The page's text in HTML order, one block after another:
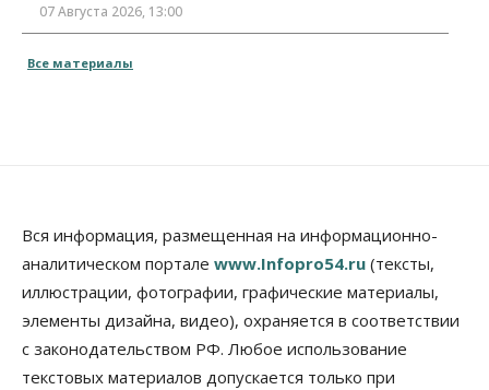
07 Августа 2026, 13:00
Школы, библиотеки, пешеходные тротуары:
07 Августа 2026, 12:00
Общество
Жители Новосибирска смогут добровольно
повысить свою пенсию
07 Августа 2026, 11:30
Все материалы
Вся информация, размещенная на информационно-
аналитическом портале www.Infopro54.ru (тексты,
иллюстрации, фотографии, графические материалы,
элементы дизайна, видео), охраняется в соответствии
с законодательством РФ. Любое использование
текстовых материалов допускается только при